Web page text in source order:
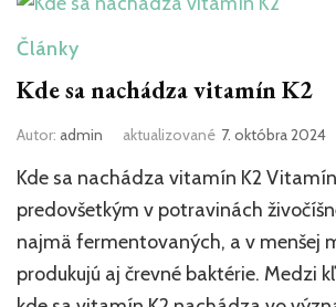
Články
Kde sa nachádza vitamín K2
Autor: admin aktualizované 7. októbra 2024
Kde sa nachádza vitamín K2
predovšetkým v potravinách
najmä fermentovaných, a v menšej
produkujú aj črevné baktérie. Medzi